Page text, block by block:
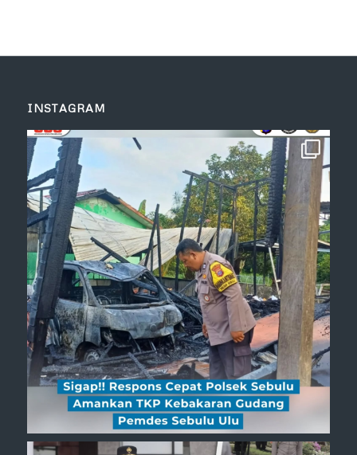
INSTAGRAM